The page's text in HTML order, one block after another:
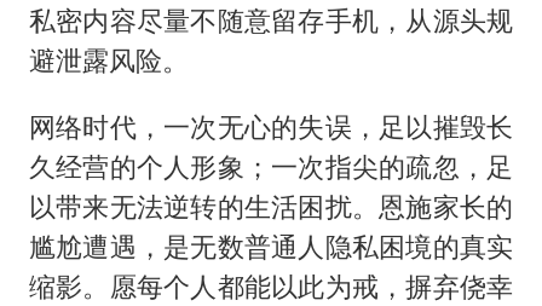
私密内容尽量不随意留存手机，从源头规
避泄露风险。
网络时代，一次无心的失误，足以摧毁长
久经营的个人形象；一次指尖的疏忽，足
以带来无法逆转的生活困扰。恩施家长的
尴尬遭遇，是无数普通人隐私困境的真实
缩影。愿每个人都能以此为戒，摒弃侥幸